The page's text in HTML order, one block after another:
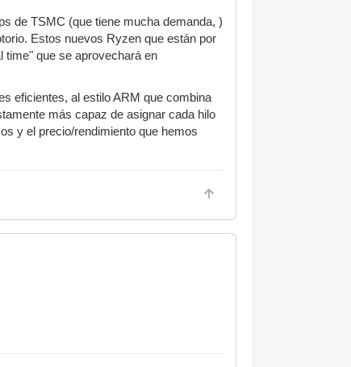
de TSMC (que tiene mucha demanda, )
Estos nuevos Ryzen que están por
time" que se aprovechará en
eficientes, al estilo ARM que combina
más capaz de asignar cada hilo
y el precio/rendimiento que hemos